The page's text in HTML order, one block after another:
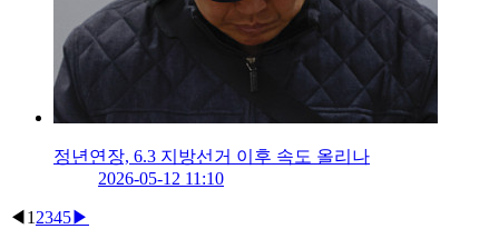
정년연장, 6.3 지방선거 이후 속도 올리나
2026-05-12 11:10
◀ 1 2345▶